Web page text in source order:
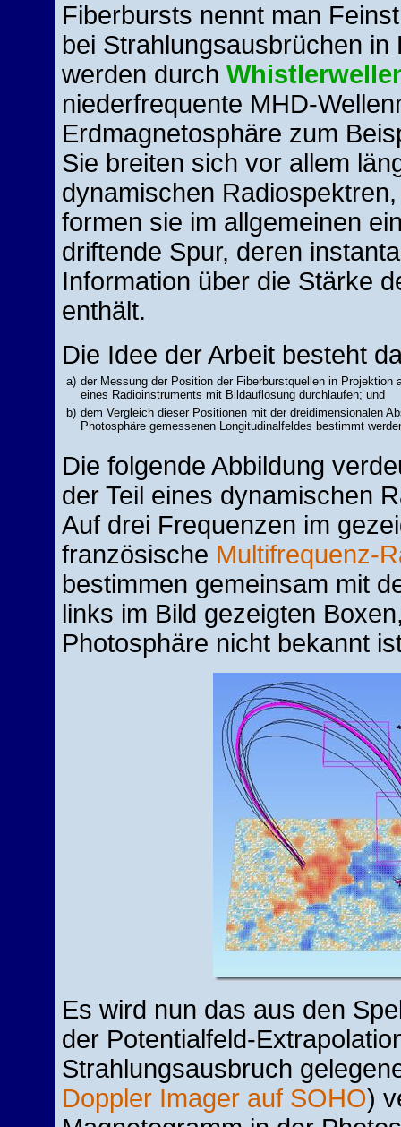
Fiberbursts nennt man
bei Strahlungsausbrüchen
werden durch
niederfrequente MHD-
Erdmagnetosphäre zum
Sie breiten sich vor allem
dynamischen
formen sie im allgemeinen
driftende Spur, deren
Information über die Stärke
enthält.
Die Idee der Arbeit besteht
a) der Messung der Position der Fiberburstquellen in
eines Radioinstruments mit Bildauflösung durchlaufen; und
b) dem Vergleich dieser Positionen mit der dreidimensionalen
Photosphäre gemessenen Longitudinalfeldes bestimmt
Die folgende Abbildung
der Teil eines dynamischen
Auf drei Frequenzen im
französische Multifrequenz-
bestimmen gemeinsam mit
links im Bild gezeigten
Photosphäre nicht bekannt
Es wird nun das aus den
der Potentialfeld-
Strahlungsausbruch
Doppler Imager auf SOHO)